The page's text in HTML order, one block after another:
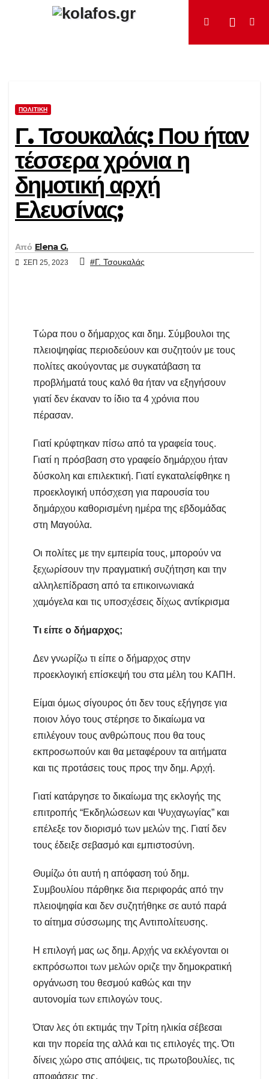
ΠΟΛΙΤΙΚΉ
Γ. Τσουκαλάς: Που ήταν
τέσσερα χρόνια η
δημοτική αρχή
Ελευσίνας;
Από Elena G.
ΣΕΠ 25, 2023 #Γ. Τσουκαλάς
Τώρα που ο δήμαρχος και δημ. Σύμβουλοι της
πλειοψηφίας περιοδεύουν και συζητούν με τους
πολίτες ακούγοντας με συγκατάβαση τα
προβλήματά τους καλό θα ήταν να εξηγήσουν
γιατί δεν έκαναν το ίδιο τα 4 χρόνια που
πέρασαν.
Γιατί κρύφτηκαν πίσω από τα γραφεία τους.
Γιατί η πρόσβαση στο γραφείο δημάρχου ήταν
δύσκολη και επιλεκτική. Γιατί εγκαταλείφθηκε η
προεκλογική υπόσχεση για παρουσία του
δημάρχου καθορισμένη ημέρα της εβδομάδας
στη Μαγούλα.
Οι πολίτες με την εμπειρία τους, μπορούν να
ξεχωρίσουν την πραγματική συζήτηση και την
αλληλεπίδραση από τα επικοινωνιακά
χαμόγελα και τις υποσχέσεις δίχως αντίκρισμα
Tι είπε ο δήμαρχος;
Δεν γνωρίζω τι είπε ο δήμαρχος στην
προεκλογική επίσκεψή του στα μέλη του ΚΑΠΗ.
Είμαι όμως σίγουρος ότι δεν τους εξήγησε για
ποιον λόγο τους στέρησε το δικαίωμα να
επιλέγουν τους ανθρώπους που θα τους
εκπροσωπούν και θα μεταφέρουν τα αιτήματα
και τις προτάσεις τους προς την δημ. Αρχή.
Γιατί κατάργησε το δικαίωμα της εκλογής της
επιτροπής “Εκδηλώσεων και Ψυχαγωγίας” και
επέλεξε τον διορισμό των μελών της. Γιατί δεν
τους έδειξε σεβασμό και εμπιστοσύνη.
Θυμίζω ότι αυτή η απόφαση τού δημ.
Συμβουλίου πάρθηκε δια περιφοράς από την
πλειοψηφία και δεν συζητήθηκε σε αυτό παρά
το αίτημα σύσσωμης της Αντιπολίτευσης.
Η επιλογή μας ως δημ. Αρχής να εκλέγονται οι
εκπρόσωποι των μελών οριζε την δημοκρατική
οργάνωση του θεσμού καθώς και την
αυτονομία των επιλογών τους.
Όταν λες ότι εκτιμάς την Τρίτη ηλικία σέβεσαι
και την πορεία της αλλά και τις επιλογές της. Ότι
δίνεις χώρο στις απόψεις, τις πρωτοβουλίες, τις
αποφάσεις της.